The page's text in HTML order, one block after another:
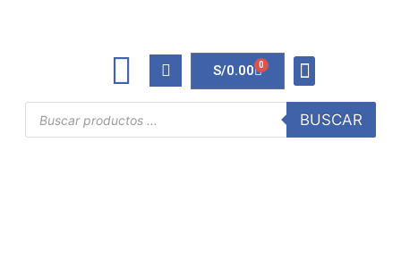
S/0.00 0
BUSCAR